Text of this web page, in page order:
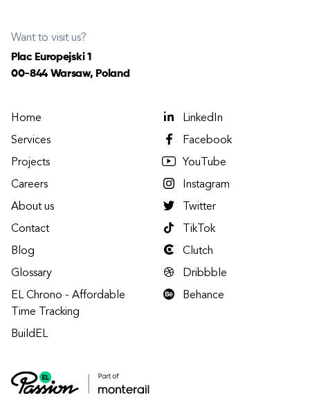
Want to visit us?
Plac Europejski 1
00-844 Warsaw, Poland
Home
Services
Projects
Careers
About us
Contact
Blog
Glossary
EL Chrono - Affordable
Time Tracking
BuildEL
LinkedIn
Facebook
YouTube
Instagram
Twitter
TikTok
Clutch
Dribbble
Behance